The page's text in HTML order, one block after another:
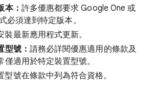
本： 許多優惠都要求 Google One 或
必須達到特定版本。
裝最新應用程式更新。
型號： 請務必詳閱優惠適用的條款及
適用於特定裝置型號。
型號在條款中列為符合資格。